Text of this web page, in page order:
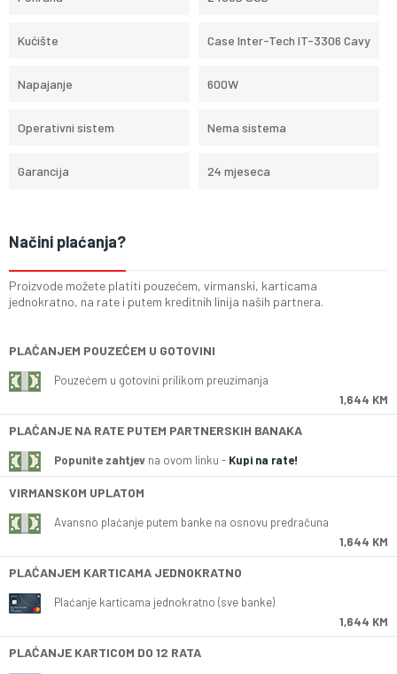
Kućište Case Inter-Tech IT-3306 Cavy
Napajanje 600W
Operativni sistem Nema sistema
Garancija 24 mjeseca
Načini plaćanja?
Proizvode možete platiti pouzećem, virmanski, karticama
jednokratno, na rate i putem kreditnih linija naših partnera.
PLAĆANJEM POUZEĆEM U GOTOVINI
Pouzećem u gotovini prilikom preuzimanja
1,644 KM
PLAĆANJE NA RATE PUTEM PARTNERSKIH BANAKA
Popunite zahtjev na ovom linku - Kupi na rate!
VIRMANSKOM UPLATOM
Avansno plaćanje putem banke na osnovu predračuna
1,644 KM
PLAĆANJEM KARTICAMA JEDNOKRATNO
Plaćanje karticama jednokratno (sve banke)
1,644 KM
PLAĆANJE KARTICOM DO 12 RATA